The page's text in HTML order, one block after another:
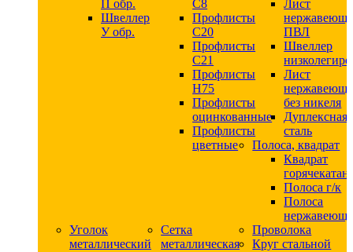
П обр.
Швеллер
У обр.
С8
Профлисты
С20
Профлисты
C21
Профлисты
Н75
Профлисты
оцинкованные
Профлисты
цветные
Лист
ПВЛ
Швеллер
Лист
без никеля
Дуплексная
сталь
Полоса, квадрат
Квадрат
Полоса г/к
Полоса
Уголок
металлический
Сетка
металлическая
Проволока
Круг стальной